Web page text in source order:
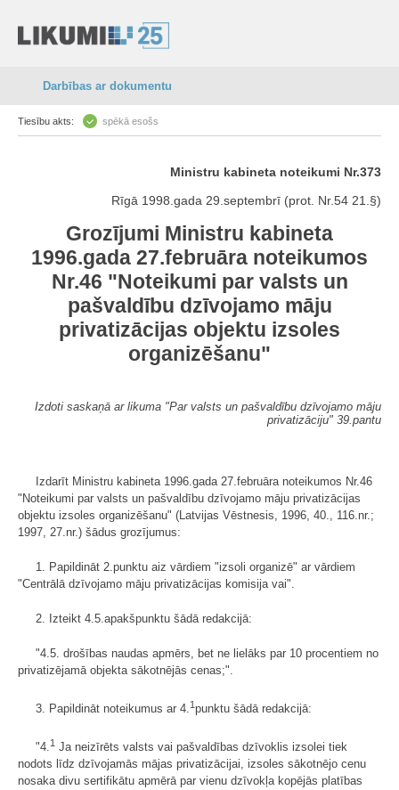
Darbības ar dokumentu
Tiesību akts: spēkā esošs
Ministru kabineta noteikumi Nr.373
Rīgā 1998.gada 29.septembrī (prot. Nr.54 21.§)
Grozījumi Ministru kabineta
1996.gada 27.februāra noteikumos
Nr.46 "Noteikumi par valsts un
pašvaldību dzīvojamo māju
privatizācijas objektu izsoles
organizēšanu"
Izdoti saskaņā ar likuma "Par valsts un pašvaldību dzīvojamo māju
privatizāciju" 39.pantu
Izdarīt Ministru kabineta 1996.gada 27.februāra noteikumos Nr.46
"Noteikumi par valsts un pašvaldību dzīvojamo māju privatizācijas
objektu izsoles organizēšanu" (Latvijas Vēstnesis, 1996, 40., 116.nr.;
1997, 27.nr.) šādus grozījumus:
1. Papildināt 2.punktu aiz vārdiem "izsoli organizē" ar vārdiem
"Centrālā dzīvojamo māju privatizācijas komisija vai".
2. Izteikt 4.5.apakšpunktu šādā redakcijā:
"4.5. drošības naudas apmērs, bet ne lielāks par 10 procentiem no
privatizējamā objekta sākotnējās cenas;".
3. Papildināt noteikumus ar 4. 1punktu šādā redakcijā:
"4.1 Ja neizīrēts valsts vai pašvaldības dzīvoklis izsolei tiek
nodots līdz dzīvojamās mājas privatizācijai, izsoles sākotnējo cenu
nosaka divu sertifikātu apmērā par vienu dzīvokļa kopējās platības